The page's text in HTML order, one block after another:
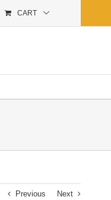
CART
Previous Next